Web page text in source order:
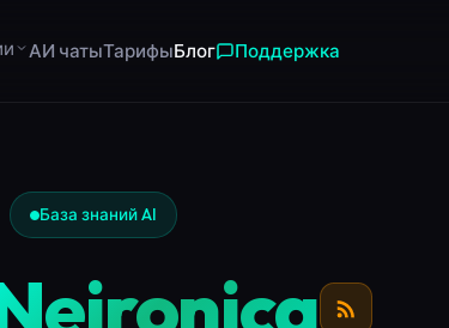
АИ чатыТарифыБлог Поддержка
База знаний AI